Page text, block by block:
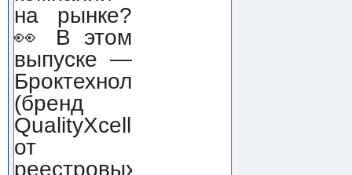
на рынке?
👀 В этом
выпуске —
Броктехнолоджи
(бренд
QualityXcellence):
от
реестровых